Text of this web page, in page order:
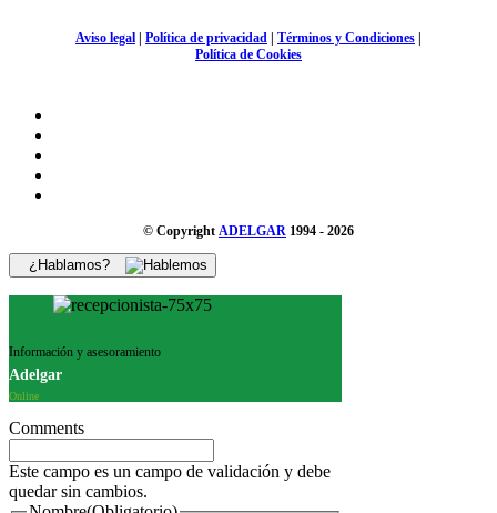
Aviso legal | Política de privacidad | Términos y Condiciones |
Política de Cookies
© Copyright ADELGAR 1994 - 2026
¿Hablamos?
Información y asesoramiento
Adelgar
Online
Comments
Este campo es un campo de validación y debe
quedar sin cambios.